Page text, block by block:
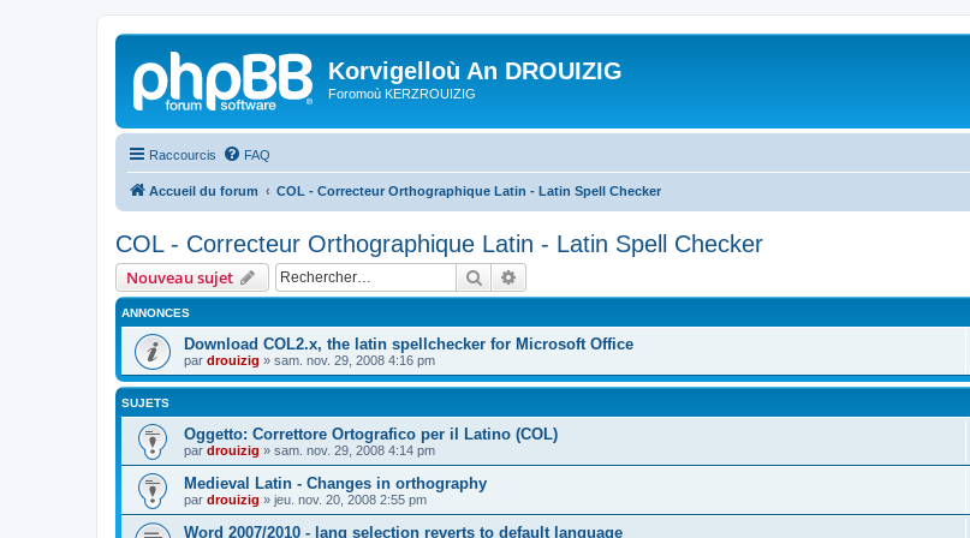
Korvigelloù An DROUIZIG
Foromoù KERZROUIZIG
Raccourcis FAQ
Accueil du forum COL - Correcteur Orthographique Latin - Latin Spell Checker
COL - Correcteur Orthographique Latin - Latin Spell Checker
Nouveau sujet Rechercher
ANNONCES
Download COL2.x, the latin spellchecker for Microsoft Office
par drouizig » sam. nov. 29, 2008 4:16 pm
SUJETS
Oggetto: Correttore Ortografico per il Latino (COL)
par drouizig » sam. nov. 29, 2008 4:14 pm
Medieval Latin - Changes in orthography
par drouizig » jeu. nov. 20, 2008 2:55 pm
Word 2007/2010 - lang selection reverts to default language